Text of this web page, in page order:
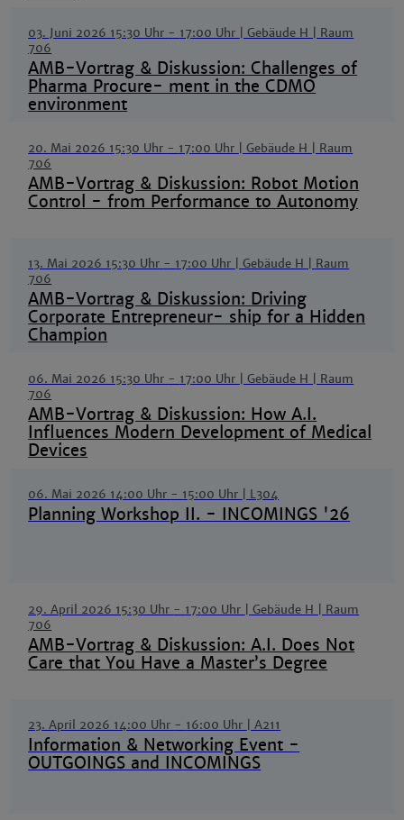
03. Juni 2026 15:30 Uhr - 17:00 Uhr
| Gebäude H | Raum
706
AMB-Vortrag & Diskussion: Challenges of
Pharma Procure- ment in the CDMO
environment
20. Mai 2026 15:30 Uhr - 17:00 Uhr
| Gebäude H | Raum
706
AMB-Vortrag & Diskussion: Robot Motion
Control - from Performance to Autonomy
13. Mai 2026 15:30 Uhr - 17:00 Uhr
| Gebäude H | Raum
706
AMB-Vortrag & Diskussion: Driving
Corporate Entrepreneur- ship for a Hidden
Champion
06. Mai 2026 15:30 Uhr - 17:00 Uhr
| Gebäude H | Raum
706
AMB-Vortrag & Diskussion: How A.I.
Influences Modern Development of Medical
Devices
06. Mai 2026 14:00 Uhr - 15:00 Uhr | L304
Planning Workshop II. - INCOMINGS '26
29. April 2026 15:30 Uhr - 17:00 Uhr
| Gebäude H | Raum
706
AMB-Vortrag & Diskussion: A.I. Does Not
Care that You Have a Master’s Degree
23. April 2026 14:00 Uhr - 16:00 Uhr | A211
Information & Networking Event -
OUTGOINGS and INCOMINGS